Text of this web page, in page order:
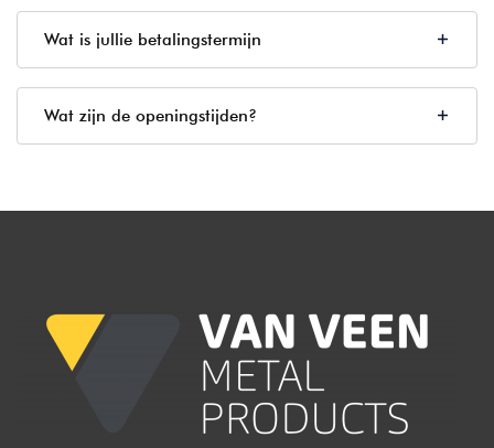
Wat is jullie betalingstermijn
Wat zijn de openingstijden?